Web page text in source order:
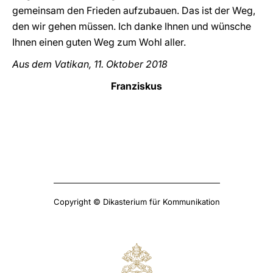
gemeinsam den Frieden aufzubauen. Das ist der Weg,
den wir gehen müssen. Ich danke Ihnen und wünsche
Ihnen einen guten Weg zum Wohl aller.
Aus dem Vatikan, 11. Oktober 2018
Franziskus
Copyright © Dikasterium für Kommunikation